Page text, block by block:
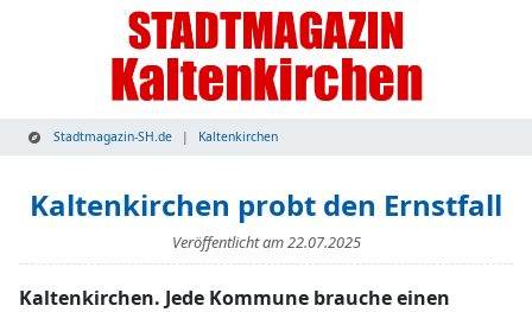
Stadtmagazin-SH.de Kaltenkirchen
Kaltenkirchen probt den Ernstfall
Veröffentlicht am22.07.2025
Kaltenkirchen. Jede Kommune brauche einen